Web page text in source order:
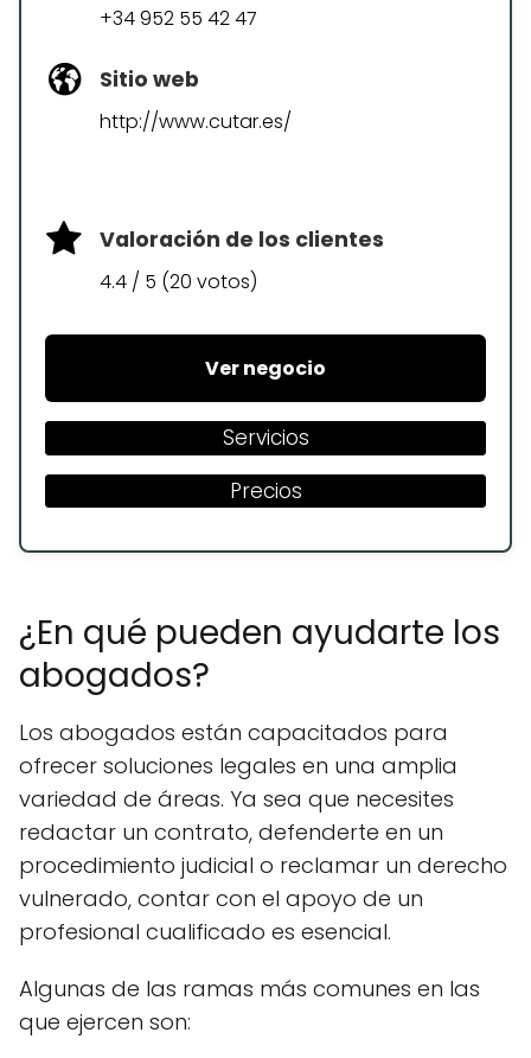
+34 952 55 42 47
Sitio web
http://www.cutar.es/
Valoración de los clientes
4.4 / 5 (20 votos)
Ver negocio
Servicios
Precios
¿En qué pueden ayudarte los
abogados?
Los abogados están capacitados para
ofrecer soluciones legales en una amplia
variedad de áreas. Ya sea que necesites
redactar un contrato, defenderte en un
procedimiento judicial o reclamar un derecho
vulnerado, contar con el apoyo de un
profesional cualificado es esencial.
Algunas de las ramas más comunes en las
que ejercen son: